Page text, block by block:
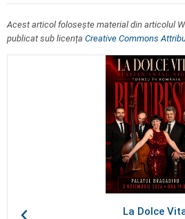
Acest articol folosește material din articolul
publicat sub licența Creative Commons
La Dolce